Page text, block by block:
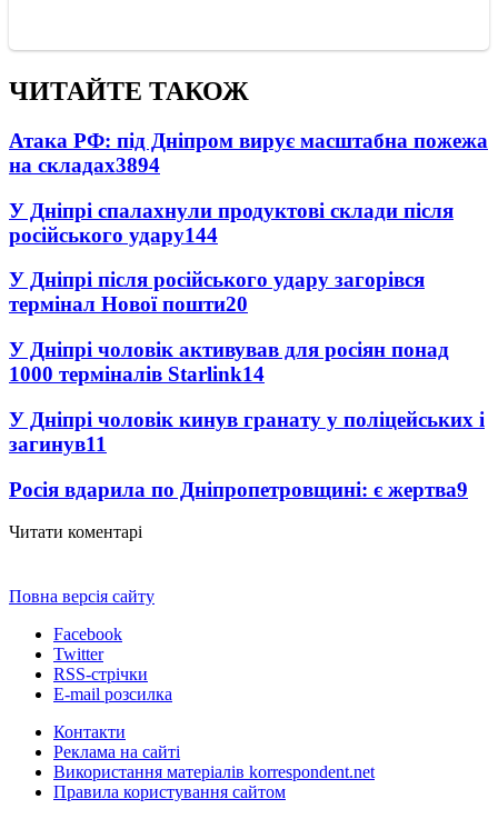
ЧИТАЙТЕ ТАКОЖ
Атака РФ: під Дніпром вирує масштабна пожежа
на складах3894
У Дніпрі спалахнули продуктові склади після
російського удару144
У Дніпрі після російського удару загорівся
термінал Нової пошти20
У Дніпрі чоловік активував для росіян понад
1000 терміналів Starlink14
У Дніпрі чоловік кинув гранату у поліцейських і
загинув11
Росія вдарила по Дніпропетровщині: є жертва9
Читати коментарі
Повна версія сайту
Facebook
Twitter
RSS-стрічки
E-mail розсилка
Контакти
Реклама на сайті
Використання матеріалів korrespondent.net
Правила користування сайтом